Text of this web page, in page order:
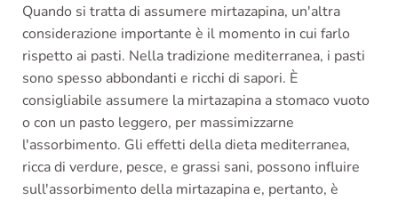
Quando si tratta di assumere mirtazapina, un'altra
considerazione importante è il momento in cui farlo
rispetto ai pasti. Nella tradizione mediterranea, i pasti
sono spesso abbondanti e ricchi di sapori. È
consigliabile assumere la mirtazapina a stomaco vuoto
o con un pasto leggero, per massimizzarne
l'assorbimento. Gli effetti della dieta mediterranea,
ricca di verdure, pesce, e grassi sani, possono influire
sull'assorbimento della mirtazapina e, pertanto, è